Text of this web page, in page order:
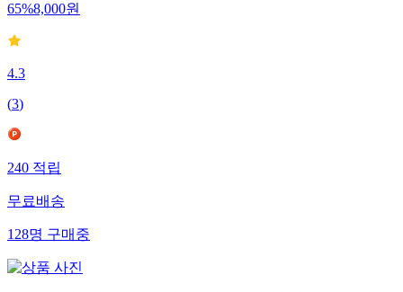
65%8,000원
4.3
(3)
240 적립
무료배송
128명 구매중